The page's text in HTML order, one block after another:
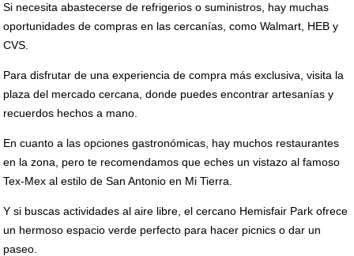
Si necesita abastecerse de refrigerios o suministros, hay muchas
oportunidades de compras en las cercanías, como Walmart, HEB y
CVS.
Para disfrutar de una experiencia de compra más exclusiva, visita la
plaza del mercado cercana, donde puedes encontrar artesanías y
recuerdos hechos a mano.
En cuanto a las opciones gastronómicas, hay muchos restaurantes
en la zona, pero te recomendamos que eches un vistazo al famoso
Tex-Mex al estilo de San Antonio en Mi Tierra.
Y si buscas actividades al aire libre, el cercano Hemisfair Park ofrece
un hermoso espacio verde perfecto para hacer picnics o dar un
paseo.